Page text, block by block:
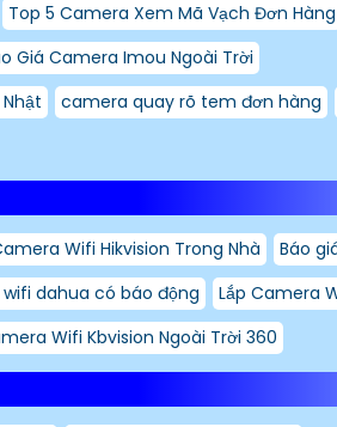
Top 5 Camera Xem Mã Vạch Đơn Hàng
Giá Camera Imou Ngoài Trời
camera quay rõ tem đơn hàng
Wifi Hikvision Trong Nhà
Báo
dahua có báo động
Lắp Camera
Wifi Kbvision Ngoài Trời 360